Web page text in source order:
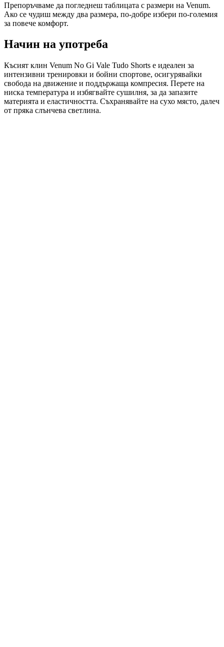
Препоръчваме да погледнеш таблицата с размери на Venum.
Ако се чудиш между два размера, по-добре избери по-големия
за повече комфорт.
Начин на употреба
Късият клин Venum No Gi Vale Tudo Shorts е идеален за
интензивни тренировки и бойни спортове, осигурявайки
свобода на движение и поддържаща компресия. Перете на
ниска температура и избягвайте сушилня, за да запазите
материята и еластичността. Съхранявайте на сухо място, далеч
от пряка слънчева светлина.